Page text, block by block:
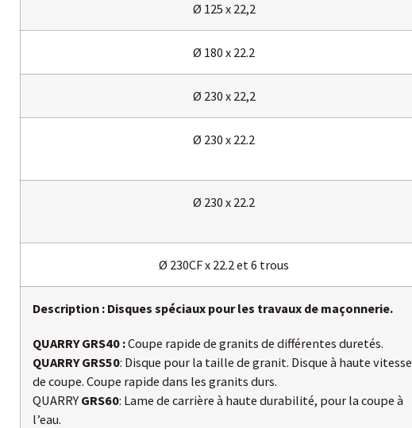
Ø 125 x 22,2
Ø 180 x 22.2
Ø 230 x 22,2
Ø 230 x 22.2
Ø 230 x 22.2
Ø 230CF x 22.2 et 6 trous
Description : Disques spéciaux pour les travaux de maçonnerie.
QUARRY GRS40 :Coupe rapide de granits de différentes duretés.
QUARRY GRS50: Disque pour la taille de granit. Disque à haute vitesse
de coupe. Coupe rapide dans les granits durs.
QUARRY GRS60: Lame de carrière à haute durabilité, pour la coupe à
l’eau.